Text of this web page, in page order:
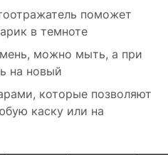
поможет
в темноте
можно мыть, а при
на новый
которые позволяют
каску или на